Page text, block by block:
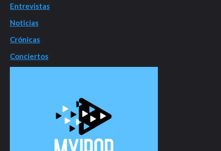
Entrevistas
Noticias
Crónicas
Conciertos